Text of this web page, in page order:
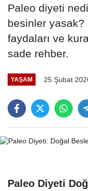
Paleo diyeti
besinler
faydaları ve
sade rehber.
YAŞAM 25 Şubat
Paleo Diyeti